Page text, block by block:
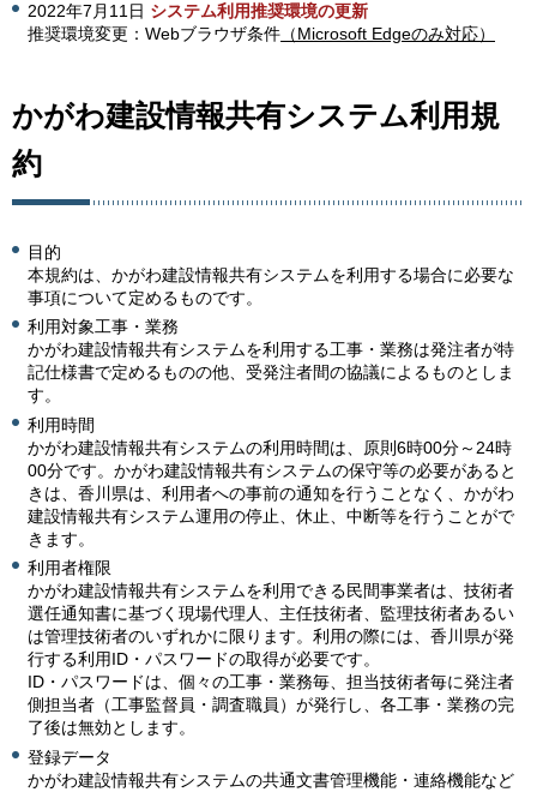
2022年7月11日 システム利用推奨環境の更新
推奨環境変更：Webブラウザ条件 （Microsoft Edgeのみ対応）
かがわ建設情報共有システム利用規
約
目的
本規約は、かがわ建設情報共有システムを利用する場合に必要な
事項について定めるものです。
利用対象工事・業務
かがわ建設情報共有システムを利用する工事・業務は発注者が特
記仕様書で定めるものの他、受発注者間の協議によるものとしま
す。
利用時間
かがわ建設情報共有システムの利用時間は、原則6時00分～24時
00分です。かがわ建設情報共有システムの保守等の必要があると
きは、香川県は、利用者への事前の通知を行うことなく、かがわ
建設情報共有システム運用の停止、休止、中断等を行うことがで
きます。
利用者権限
かがわ建設情報共有システムを利用できる民間事業者は、技術者
選任通知書に基づく現場代理人、主任技術者、監理技術者あるい
は管理技術者のいずれかに限ります。利用の際には、香川県が発
行する利用ID・パスワードの取得が必要です。
ID・パスワードは、個々の工事・業務毎、担当技術者毎に発注者
側担当者（工事監督員・調査職員）が発行し、各工事・業務の完
了後は無効とします。
登録データ
かがわ建設情報共有システムの共通文書管理機能・連絡機能など